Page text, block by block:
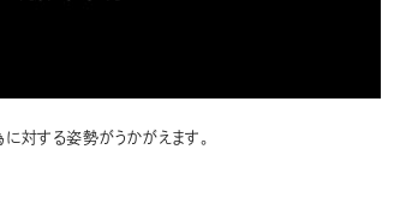
対する姿勢がうかがえます。